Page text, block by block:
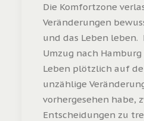
Die Komfortzone
Veränderungen
und das Leben leben.
Umzug nach
Leben plötzlich auf
unzählige
vorhergesehen habe,
Entscheidungen zu